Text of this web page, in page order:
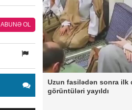
ABUNƏ OL
Uzun fasilədən sonra ilk
görüntüləri yayıldı